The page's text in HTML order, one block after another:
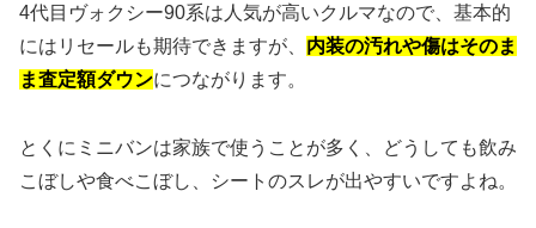
4代目ヴォクシー90系は人気が高いクルマなので、基本的
にはリセールも期待できますが、 内装の汚れや傷はそのま
ま査定額ダウンにつながります。
とくにミニバンは家族で使うことが多く、どうしても飲み
こぼしや食べこぼし、シートのスレが出やすいですよね。